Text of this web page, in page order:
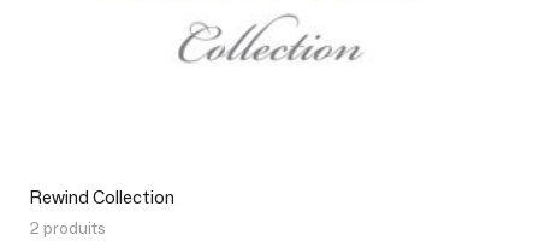
Rewind Collection
2 produits